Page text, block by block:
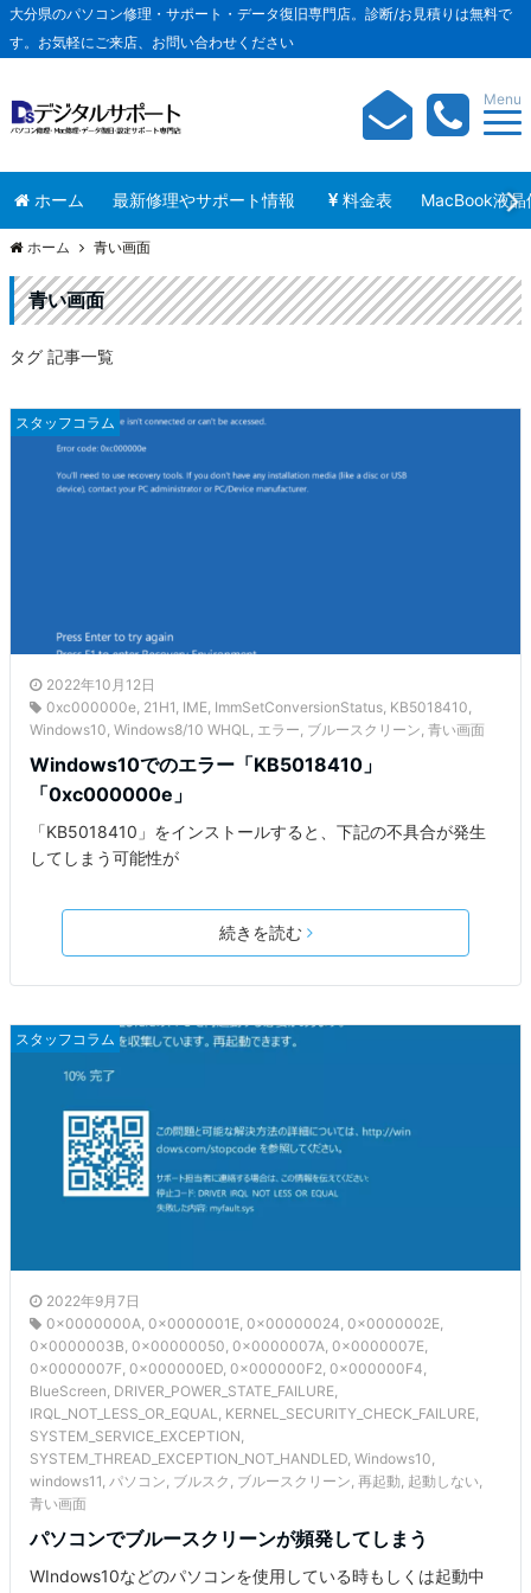
大分県のパソコン修理・サポート・データ復旧専門店。診断/お見積りは無料で
す。お気軽にご来店、お問い合わせください
Menu
ホーム 最新修理やサポート情報 料金表 MacBook液晶
ホーム 青い画面
青い画面
タグ 記事一覧
スタッフコラム
2022年10月12日
0xc000000e, 21H1, IME, ImmSetConversionStatus, KB5018410,
Windows10, Windows8/10 WHQL, エラー, ブルースクリーン, 青い画面
Windows10でのエラー「KB5018410」
「0xc000000e」
「KB5018410」をインストールすると、下記の不具合が発生
してしまう可能性が
続きを読む
スタッフコラム
2022年9月7日
0x0000000A, 0x0000001E, 0x00000024, 0x0000002E,
0x0000003B, 0x00000050, 0x0000007A, 0x0000007E,
0x0000007F, 0x000000ED, 0x000000F2, 0x000000F4,
BlueScreen, DRIVER_POWER_STATE_FAILURE,
IRQL_NOT_LESS_OR_EQUAL, KERNEL_SECURITY_CHECK_FAILURE,
SYSTEM_SERVICE_EXCEPTION,
SYSTEM_THREAD_EXCEPTION_NOT_HANDLED, Windows10,
windows11, パソコン, ブルスク , ブルースクリーン, 再起動, 起動しない,
青い画面
パソコンでブルースクリーンが頻発してしまう
WIndows10などのパソコンを使用している時もしくは起動中